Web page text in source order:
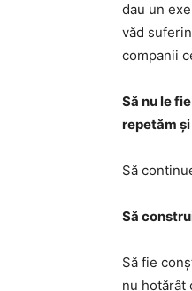
dau un
văd
companii
Să nu le
repetăm și
Să
Să
Să fie
nu hotărât